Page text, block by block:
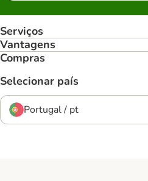
Serviços
Vantagens
Compras
Selecionar país
Portugal / pt